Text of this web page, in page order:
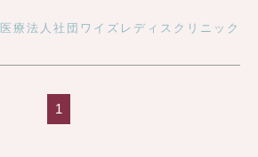
医療法人社団ワイズレディスクリニック
1